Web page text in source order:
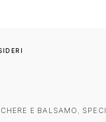
E BALSAMO ,